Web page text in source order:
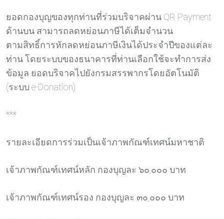
ยอดกองบุญของทุกท่านที่ร่วมบริจาคผ่าน QR Payment
ด้านบน สามารถลดหย่อนภาษีได้เต็มจำนวน
ตามสิทธิ์การหักลดหย่อนภาษีเงินได้ประจำปีของแต่ละ
ท่าน โดยระบบของธนาคารที่ท่านเลือกใช้จะทำการส่ง
ข้อมูล ยอดบริจาคไปยังกรมสรรพากรโดยอัตโนมัติ
(ระบบ e-Donation)
***
รายละเอียดการร่วมเป็นเจ้าภาพกัณฑ์เทศน์มหาชาติ
เจ้าภาพกัณฑ์เทศน์หลัก กองบุญละ ๖๐,๐๐๐ บาท
เจ้าภาพกัณฑ์เทศน์รอง กองบุญละ ๓๐,๐๐๐ บาท